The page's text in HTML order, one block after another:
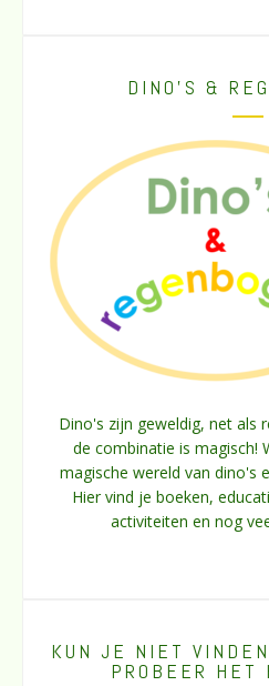
DINO’S &
Dino's zijn geweldig, net als
de combinatie is magisch!
magische wereld van dino's
Hier vind je boeken,
activiteiten en nog
KUN JE NIET
PROBEER HET